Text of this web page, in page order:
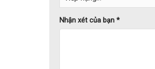
Nhận xét của bạn *